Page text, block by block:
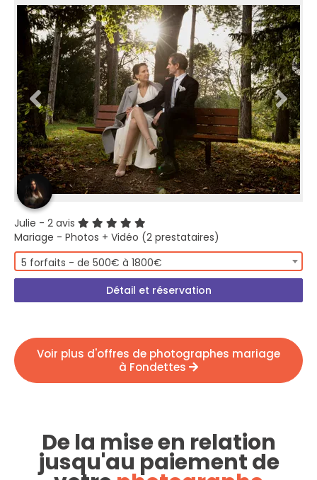
Julie - 2 avis
Mariage - Photos + Vidéo (2 prestataires)
5 forfaits - de 500€ à 1800€
Détail et réservation
Voir plus d'offres de photographes mariage
à Fondettes
De la mise en relation
jusqu'au paiement de